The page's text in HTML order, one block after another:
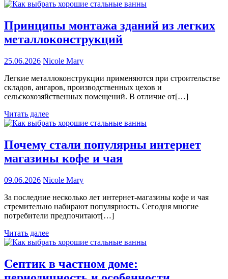
Принципы монтажа зданий из легких
металлоконструкций
25.06.2026 Nicole Mary
Легкие металлоконструкции применяются при строительстве
складов, ангаров, производственных цехов и
сельскохозяйственных помещений. В отличие от[…]
Читать далее
Почему стали популярны интернет
магазины кофе и чая
09.06.2026 Nicole Mary
За последние несколько лет интернет-магазины кофе и чая
стремительно набирают популярность. Сегодня многие
потребители предпочитают[…]
Читать далее
Септик в частном доме: